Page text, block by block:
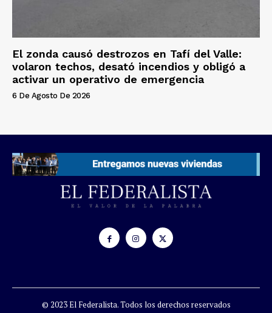
El zonda causó destrozos en Tafí del Valle:
volaron techos, desató incendios y obligó a
activar un operativo de emergencia
6 De Agosto De 2026
© 2023 El Federalista. Todos los derechos reservados